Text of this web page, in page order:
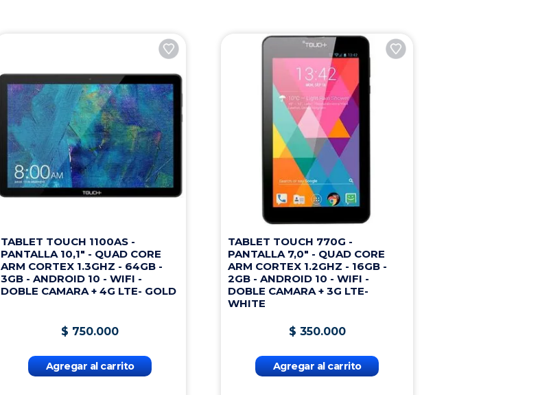
TABLET TOUCH 1100AS -
PANTALLA 10,1" - QUAD CORE
ARM CORTEX 1.3GHZ - 64GB -
3GB - ANDROID 10 - WIFI -
DOBLE CAMARA + 4G LTE- GOLD
$ 750.000
Agregar al carrito
TABLET TOUCH 770G -
PANTALLA 7,0" - QUAD CORE
ARM CORTEX 1.2GHZ - 16GB -
2GB - ANDROID 10 - WIFI -
DOBLE CAMARA + 3G LTE-
WHITE
$ 350.000
Agregar al carrito